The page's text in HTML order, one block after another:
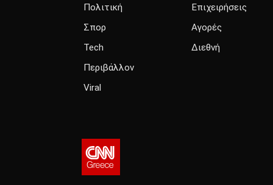
Πολιτική
Σπορ
Tech
Περιβάλλον
Viral
Επιχειρήσεις
Αγορές
Διεθνή